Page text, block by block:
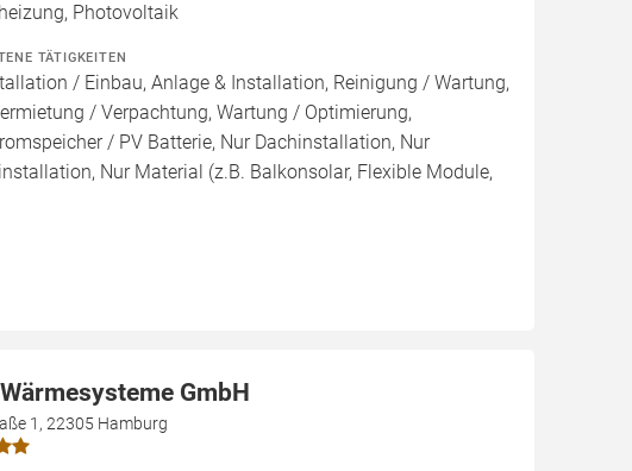
Photovoltaik
TÄTIGKEITEN
/ Einbau, Anlage & Installation, Reinigung / Wartung,
/ Verpachtung, Wartung / Optimierung,
/ PV Batterie, Nur Dachinstallation, Nur
Nur Material (z.B. Balkonsolar, Flexible Module,
GmbH
1, 22305 Hamburg